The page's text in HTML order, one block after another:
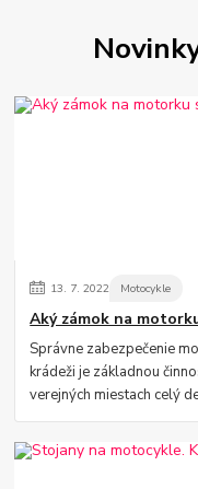
13. 7. 2022 Motocykle
Aký zámok na
Správne zabezpečenie
krádeži je základnou
verejných miestach celý